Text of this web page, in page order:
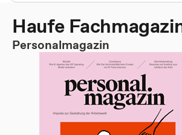
Haufe
Personalmagazin